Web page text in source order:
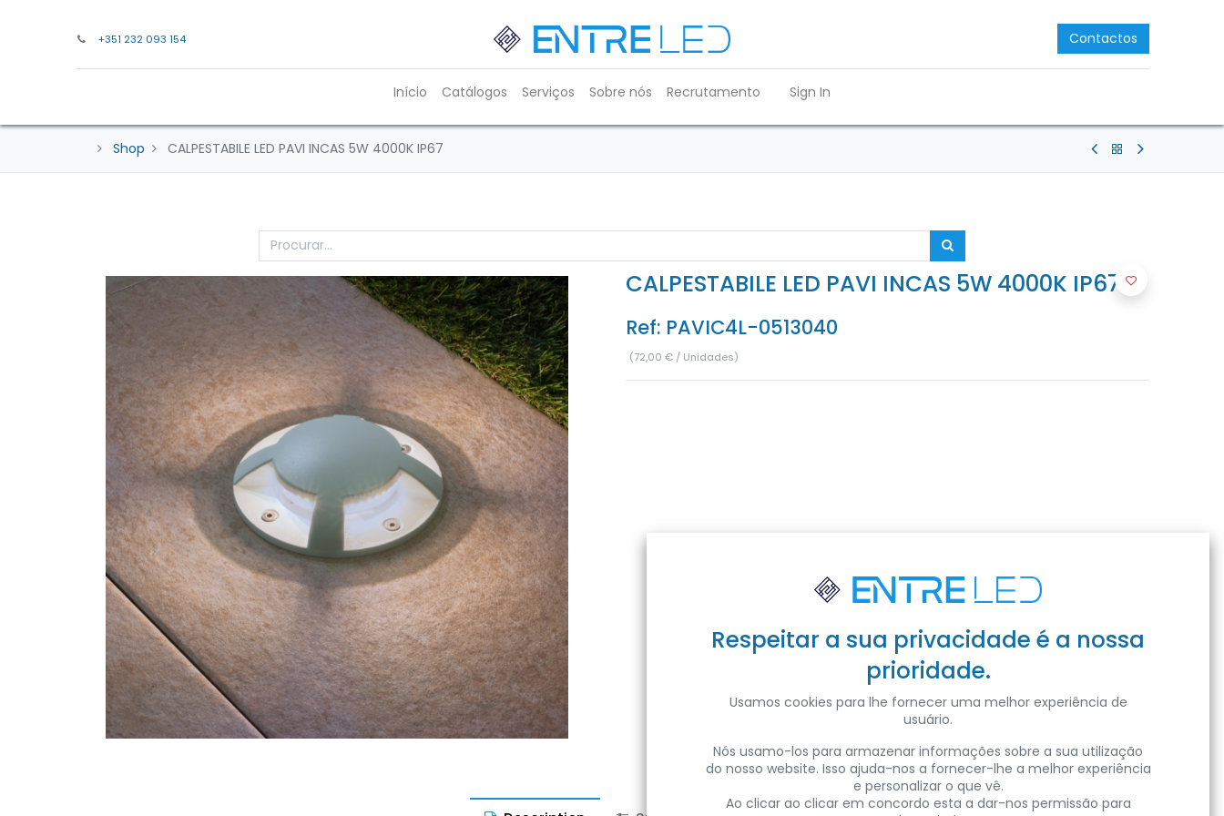
+351 232 093 154 Contactos
Início Catálogos Serviços Sobre nós Recrutamento Sign In
Shop CALPESTABILE LED PAVI INCAS 5W 4000K IP67
CALPESTABILE LED PAVI INCAS 5W 4000K IP67
Ref: PAVIC4L-0513040
(72,00 € / Unidades)
Respeitar a sua privacidade é a nossa
prioridade.
Usamos cookies para lhe fornecer uma melhor experiência de
usuário.
Nós usamo-los para armazenar informações sobre a sua utilização
do nosso website. Isso ajuda-nos a fornecer-lhe a melhor experiência
e personalizar o que vê.
Ao clicar ao clicar em concordo esta a dar-nos permissão para